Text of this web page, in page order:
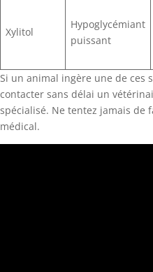
Xylitol
Hypoglycémiant
puissant
Si un animal ingère une de ces
contacter sans délai un
spécialisé. Ne tentez jamais de
médical.